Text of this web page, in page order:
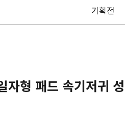
기획전
자형 패드 속기저귀